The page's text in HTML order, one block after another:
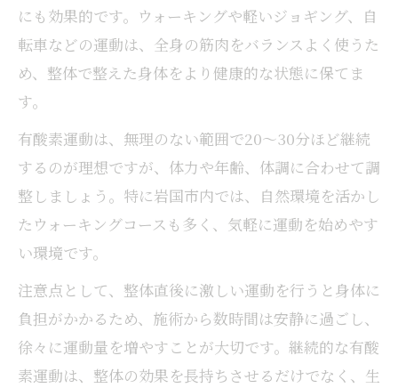
にも効果的です。ウォーキングや軽いジョギング、自
転車などの運動は、全身の筋肉をバランスよく使うた
め、整体で整えた身体をより健康的な状態に保てま
す。
有酸素運動は、無理のない範囲で20～30分ほど継続
するのが理想ですが、体力や年齢、体調に合わせて調
整しましょう。特に岩国市内では、自然環境を活かし
たウォーキングコースも多く、気軽に運動を始めやす
い環境です。
注意点として、整体直後に激しい運動を行うと身体に
負担がかかるため、施術から数時間は安静に過ごし、
徐々に運動量を増やすことが大切です。継続的な有酸
素運動は、整体の効果を長持ちさせるだけでなく、生